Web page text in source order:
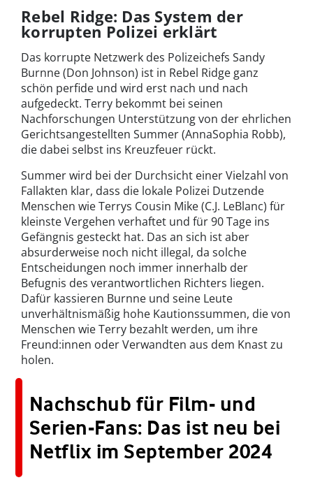
Rebel Ridge: Das System der
korrupten Polizei erklärt
Das korrupte Netzwerk des Polizeichefs Sandy
Burnne (Don Johnson) ist in Rebel Ridge ganz
schön perfide und wird erst nach und nach
aufgedeckt. Terry bekommt bei seinen
Nachforschungen Unterstützung von der ehrlichen
Gerichtsangestellten Summer (AnnaSophia Robb),
die dabei selbst ins Kreuzfeuer rückt.
Summer wird bei der Durchsicht einer Vielzahl von
Fallakten klar, dass die lokale Polizei Dutzende
Menschen wie Terrys Cousin Mike (C.J. LeBlanc) für
kleinste Vergehen verhaftet und für 90 Tage ins
Gefängnis gesteckt hat. Das an sich ist aber
absurderweise noch nicht illegal, da solche
Entscheidungen noch immer innerhalb der
Befugnis des verantwortlichen Richters liegen.
Dafür kassieren Burnne und seine Leute
unverhältnismäßig hohe Kautionssummen, die von
Menschen wie Terry bezahlt werden, um ihre
Freund:innen oder Verwandten aus dem Knast zu
holen.
Nachschub für Film- und
Serien-Fans: Das ist neu bei
Netflix im September 2024